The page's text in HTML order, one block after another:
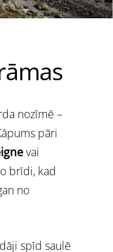
nozīmē –
pāri
vai
brīdi, kad
no
spīd saulē